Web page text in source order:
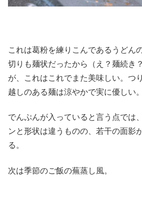
これは葛粉を練りこんであるうどん
切りも麺状だったから（え？麺続き
が、これはこれでまた美味しい。つ
越しのある麺は涼やかで実に優しい。
でんぷんが入っていると言う点では
ンと形状は違うものの、若干の面影
る。
次は季節のご飯の蕪蒸し風。